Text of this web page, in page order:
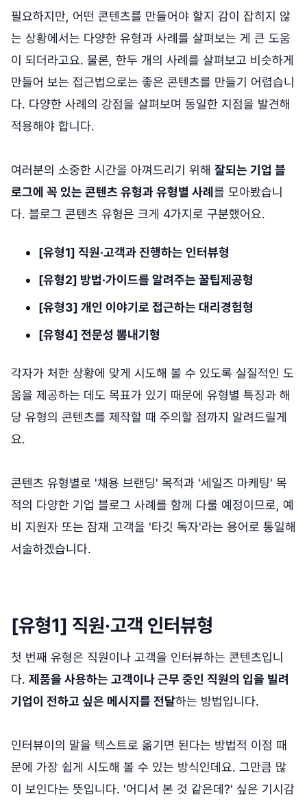
필요하지만, 어떤 콘텐츠를 만들어야 할지 감이 잡히지 않
는 상황에서는 다양한 유형과 사례를 살펴보는 게 큰 도움
이 되더라고요. 물론, 한두 개의 사례를 살펴보고 비슷하게
만들어 보는 접근법으로는 좋은 콘텐츠를 만들기 어렵습니
다. 다양한 사례의 강점을 살펴보며 동일한 지점을 발견해
적용해야 합니다.
여러분의 소중한 시간을 아껴드리기 위해 잘되는 기업 블
로그에 꼭 있는 콘텐츠 유형과 유형별 사례 를 모아봤습니
다. 블로그 콘텐츠 유형은 크게 4가지로 구분했어요.
[유형1] 직원·고객과 진행하는 인터뷰형
[유형2] 방법·가이드를 알려주는 꿀팁제공형
[유형3] 개인 이야기로 접근하는 대리경험형
[유형4] 전문성 뽐내기형
각자가 처한 상황에 맞게 시도해 볼 수 있도록 실질적인 도
움을 제공하는 데도 목표가 있기 때문에 유형별 특징과 해
당 유형의 콘텐츠를 제작할 때 주의할 점까지 알려드릴게
요.
콘텐츠 유형별로 '채용 브랜딩' 목적과 '세일즈 마케팅' 목
적의 다양한 기업 블로그 사례를 함께 다룰 예정이므로, 예
비 지원자 또는 잠재 고객을 '타깃 독자'라는 용어로 통일해
서술하겠습니다.
[유형1] 직원·고객 인터뷰형
첫 번째 유형은 직원이나 고객을 인터뷰하는 콘텐츠입니
다. 제품을 사용하는 고객이나 근무 중인 직원의 입을 빌려
기업이 전하고 싶은 메시지를 전달하는 방법입니다.
인터뷰이의 말을 텍스트로 옮기면 된다는 방법적 이점 때
문에 가장 쉽게 시도해 볼 수 있는 방식인데요. 그만큼 많
이 보인다는 뜻입니다. '어디서 본 것 같은데?' 싶은 기시감